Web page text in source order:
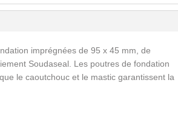
imprégnées de 95 x 45 mm, de
Soudaseal. Les poutres de fondation
le caoutchouc et le mastic garantissent la